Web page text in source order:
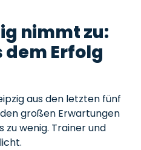
nimmt zu:
dem Erfolg
aus den letzten fünf
großen Erwartungen
zu wenig. Trainer und